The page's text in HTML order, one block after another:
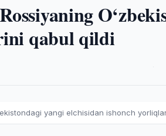
qabul qildi
yangi elchisidan ishonch